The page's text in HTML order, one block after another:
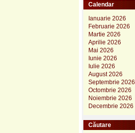
Calendar
Ianuarie 2026
Februarie 2026
Martie 2026
Aprilie 2026
Mai 2026
Iunie 2026
Iulie 2026
August 2026
Septembrie 2026
Octombrie 2026
Noiembrie 2026
Decembrie 2026
Căutare